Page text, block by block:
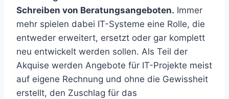
Schreiben von Beratungsangeboten. Immer
mehr spielen dabei IT-Systeme eine Rolle, die
entweder erweitert, ersetzt oder gar komplett
neu entwickelt werden sollen. Als Teil der
Akquise werden Angebote für IT-Projekte meist
auf eigene Rechnung und ohne die Gewissheit
erstellt, den Zuschlag für das